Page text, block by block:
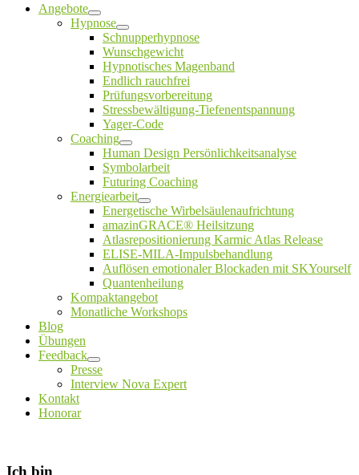
Angebote
Untermenü
öffnen
Hypnose
Untermenü
öffnen
Schnupperhypnose
Wunschgewicht
Hypnotisches Magenband
Endlich rauchfrei
Prüfungsvorbereitung
Stressbewältigung-Tiefenentspannung
Yager-Code
Coaching
Untermenü
öffnen
Human Design Persönlichkeitsanalyse
Symbolarbeit
Futuring Coaching
Energiearbeit
Untermenü
öffnen
Energetische Wirbelsäulenaufrichtung
amazinGRACE® Heilsitzung
Atlasrepositionierung Karmic Atlas Release
ELISE-MILA-Impulsbehandlung
Auflösen emotionaler Blockaden mit SKYourself
Quantenheilung
Kompaktangebot
Monatliche Workshops
Blog
Übungen
Feedback
Untermenü
öffnen
Presse
Interview Nova Expert
Kontakt
Honorar
Ich bin